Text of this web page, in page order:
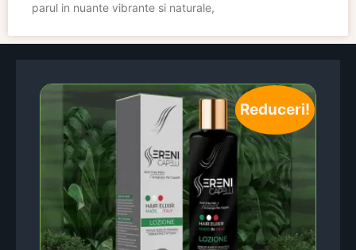
parul in nuante vibrante si naturale,
Reduceri!